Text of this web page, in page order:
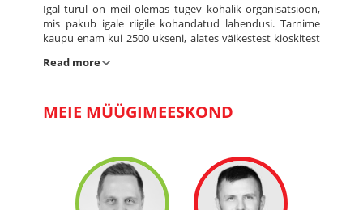
Igal turul on meil olemas tugev kohalik organisatsioon,
mis pakub igale riigile kohandatud lahendusi. Tarnime
kaupu enam kui 2500 ukseni, alates väikestest kioskitest
anname endast parima, et edendada ja tugevdada
põhibrände on meiega olnud juba aastakümneid!
Read more
MEIE MÜÜGIMEESKOND